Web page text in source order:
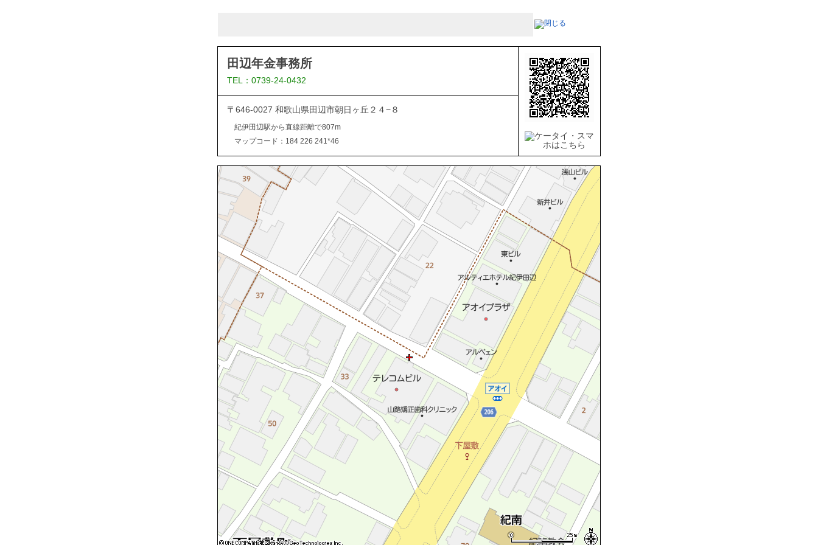
田辺年金事務所
TEL：0739-24-0432
〒646-0027 和歌山県田辺市朝日ヶ丘２４−８
紀伊田辺駅から直線距離で807m
マップコード：184 226 241*46